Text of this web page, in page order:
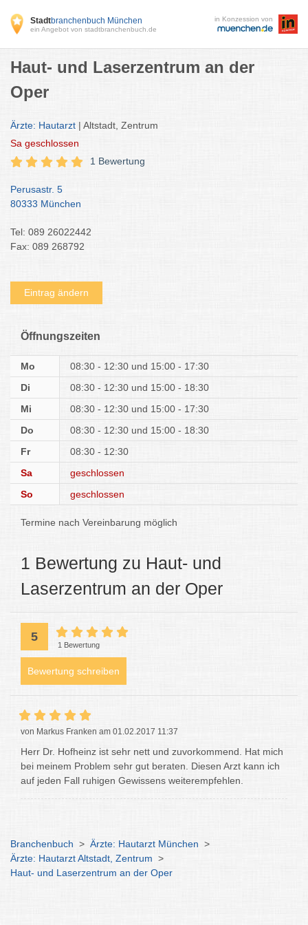
Stadtbranchenbuch München
ein Angebot von stadtbranchenbuch.de
in Konzession von
Haut- und Laserzentrum an der
Oper
Ärzte: Hautarzt | Altstadt, Zentrum
Sa geschlossen
1 Bewertung
Perusastr. 5
80333 München
Tel: 089 26022442
Fax: 089 268792
Eintrag ändern
Öffnungszeiten
Mo 08:30 - 12:30
15:00 - 17:30
Di
08:30 - 12:30
15:00 - 18:30
Mi
08:30 - 12:30
15:00 - 17:30
Do
08:30 - 12:30
15:00 - 18:30
Fr
08:30 - 12:30
Sa
geschlossen
So
geschlossen
Termine nach Vereinbarung möglich
1 Bewertung zu Haut- und
Laserzentrum an der Oper
5
1 Bewertung
Bewertung schreiben
von Markus Franken am 01.02.2017 11:37
Herr Dr. Hofheinz ist sehr nett und zuvorkommend. Hat mich
bei meinem Problem sehr gut beraten. Diesen Arzt kann ich
auf jeden Fall ruhigen Gewissens weiterempfehlen.
Branchenbuch > Ärzte: Hautarzt München >
Ärzte: Hautarzt Altstadt, Zentrum >
Haut- und Laserzentrum an der Oper